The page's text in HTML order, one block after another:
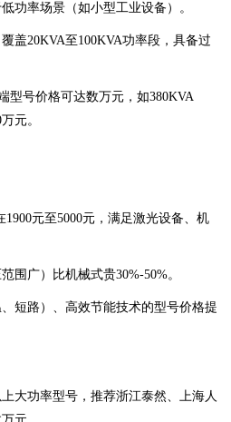
功率场景（如小型工业设备）‌。
盖20KVA至100KVA功率段，具备过
型号价格可达数万元，如380KVA
元‌。
元至5000元，满足激光设备、机
围广）比机械式贵30%-50%‌。
短路）、高效节能技术的型号价格提
大功率型号，推荐浙江泰然、上海人